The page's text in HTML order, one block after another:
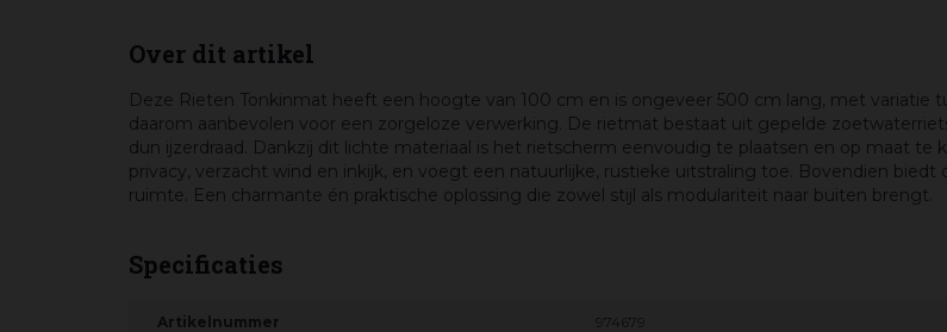
Over dit artikel
Deze Rieten Tonkinmat heeft een hoogte van 100 cm en is ongeveer 500 cm lang, met variatie
daarom aanbevolen voor een zorgeloze verwerking. De rietmat bestaat uit gepelde
dun ijzerdraad. Dankzij dit lichte materiaal is het rietscherm eenvoudig te plaatsen en op maat
privacy, verzacht wind en inkijk, en voegt een natuurlijke, rustieke uitstraling toe. Bovendien
ruimte. Een charmante én praktische oplossing die zowel stijl als modulariteit naar buiten brengt.
Specificaties
Artikelnummer 974679